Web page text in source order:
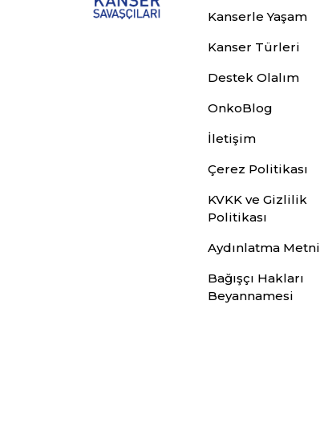
Kanserle Yaşam
Kanser Türleri
Destek Olalım
OnkoBlog
İletişim
Çerez Politikası
KVKK ve Gizlilik
Politikası
Aydınlatma Metni
Bağışçı Hakları
Beyannamesi